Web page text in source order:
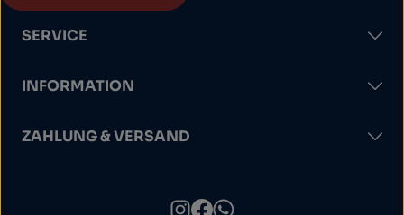
SERVICE
INFORMATION
ZAHLUNG & VERSAND